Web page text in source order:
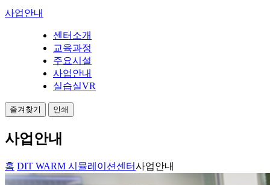
사업안내
센터소개
교육과정
주요시설
사업안내
실습실VR
즐겨찾기 인쇄
사업안내
홈 DIT WARM 시뮬레이션센터사업안내